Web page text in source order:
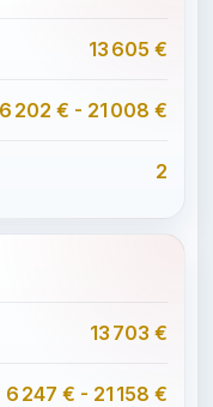
13 605 €
6 202 € - 21 008 €
2
13 703 €
6 247 € - 21 158 €